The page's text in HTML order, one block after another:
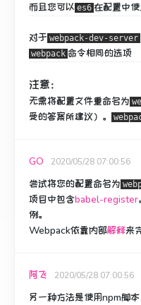
而且您可以 es6 在配置中
对于 webpack-dev-server
webpack 命令相同的选项
注意：
无需将配置文件重命名为
受的答案所建议）。
GO 2020/05/28 07:00:56
尝试将您的配置命名为
项目中包含babel-register。
例。
Webpack依靠内部解释来
阿飞 2020/05/28 07:00:56
另一种方法是使用npm脚本